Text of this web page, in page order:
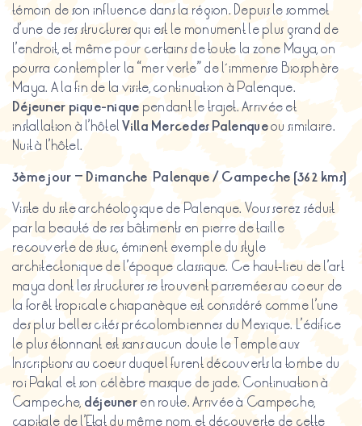
témoin de son influence dans la région. Depuis le sommet
d’une de ses structures qui est le monument le plus grand de
l’endroit, et même pour certains de toute la zone Maya, on
pourra contempler la “mer verte” de l´immense Biosphère
Maya. A la fin de la visite, continuation à Palenque.
Déjeuner pique-nique pendant le trajet. Arrivée et
installation à l’hôtelVilla Mercedes Palenqueou similaire.
Nuit à l’hôtel.
3èmejour – Dimanche Palenque / Campeche (362 kms)
Visite du site archéologique de Palenque. Vous serez séduit
par la beauté de ses bâtiments en pierre de taille
recouverte de stuc, éminent exemple du style
architectonique de l’époque classique. Ce haut-lieu de l’art
maya dont les structures se trouvent parsemées au coeur de
la forêt tropicale chiapanèque est considéré comme l’une
des plus belles cités précolombiennes du Mexique. L’édifice
le plus étonnant est sans aucun doute le Temple aux
Inscriptions au coeur duquel furent découverts la tombe du
roi Pakal et son célèbre masque de jade. Continuation à
Campeche, déjeuneren route. Arrivée à Campeche,
capitale de l’Etat du même nom, et découverte de cette